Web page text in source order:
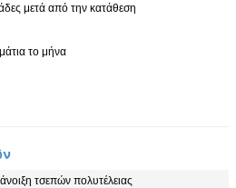
μετά από την κατάθεση
το μήνα
τσεπών πολυτέλειας